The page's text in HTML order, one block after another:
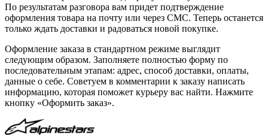
По результатам разговора вам придет подтверждение
оформления товара на почту или через СМС. Теперь останется
только ждать доставки и радоваться новой покупке.
Оформление заказа в стандартном режиме выглядит
следующим образом. Заполняете полностью форму по
последовательным этапам: адрес, способ доставки, оплаты,
данные о себе. Советуем в комментарии к заказу написать
информацию, которая поможет курьеру вас найти. Нажмите
кнопку «Оформить заказ».